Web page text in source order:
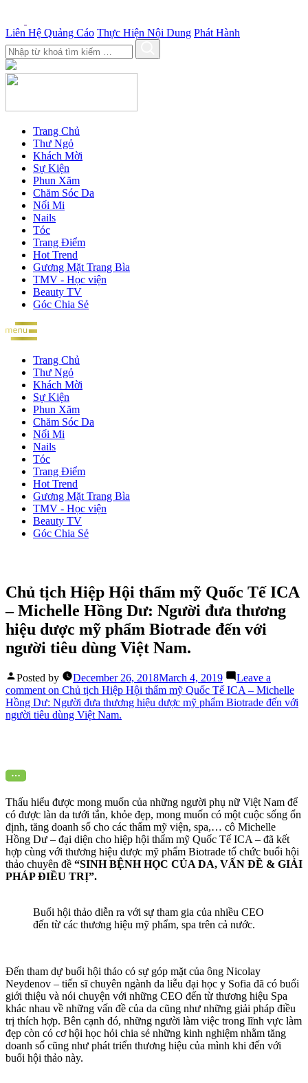
Liên Hệ Quảng Cáo Thực Hiện Nội Dung Phát Hành
Trang Chủ
Thư Ngỏ
Khách Mời
Sự Kiện
Phun Xăm
Chăm Sóc Da
Nối Mi
Nails
Tóc
Trang Điểm
Hot Trend
Gương Mặt Trang Bìa
TMV - Học viện
Beauty TV
Góc Chia Sẻ
Trang Chủ
Thư Ngỏ
Khách Mời
Sự Kiện
Phun Xăm
Chăm Sóc Da
Nối Mi
Nails
Tóc
Trang Điểm
Hot Trend
Gương Mặt Trang Bìa
TMV - Học viện
Beauty TV
Góc Chia Sẻ
Chủ tịch Hiệp Hội thẩm mỹ Quốc Tế ICA
– Michelle Hồng Dư: Người đưa thương
hiệu dược mỹ phẩm Biotrade đến với
người tiêu dùng Việt Nam.
Posted by December 26, 2018March 4, 2019
Leave a
commenton Chủ tịch Hiệp Hội thẩm mỹ Quốc Tế ICA – Michelle
Hồng Dư: Người đưa thương hiệu dược mỹ phẩm Biotrade đến với
người tiêu dùng Việt Nam.
Thấu hiểu được mong muốn của những người phụ nữ Việt Nam để
có được làn da tưới tắn, khỏe đẹp, mong muốn có một cuộc sống ổn
định, tăng doanh số cho các thẩm mỹ viện, spa,… cô Michelle
Hồng Dư – đại diện cho hiệp hội thẩm mỹ Quốc Tế ICA – đã kết
hợp cùng với thương hiệu dược mỹ phẩm Biotrade tổ chức buổi hội
thảo chuyên đề “SINH BỆNH HỌC CỦA DA, VẤN ĐỀ & GIẢI
PHÁP ĐIỀU TRỊ”.
Buổi hội thảo diễn ra với sự tham gia của nhiều CEO
đến từ các thương hiệu mỹ phẩm, spa trên cả nước.
Đến tham dự buổi hội thảo có sự góp mặt của ông Nicolay
Neydenov – tiến sĩ chuyên ngành da liễu đại học y Sofia đã có buổi
giới thiệu và nói chuyện với những CEO đến từ thương hiệu Spa
khác nhau về những vấn đề của da cũng như những giải pháp điều
trị thích hợp. Bên cạnh đó, những người làm việc trong lĩnh vực làm
đẹp còn có cơ hội học hỏi chia sẻ những kinh nghiệm nhằm tăng
doanh số cũng như phát triển thương hiệu của mình khi đến với
buổi hội thảo này.